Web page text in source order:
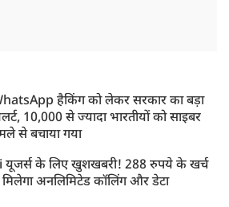
हैकिंग को लेकर सरकार का बड़ा
10,000 से ज्यादा भारतीयों को साइबर
से बचाया गया
यूजर्स के लिए खुशखबरी! 288 रुपये के खर्च
अनलिमिटेड कॉलिंग और डेटा